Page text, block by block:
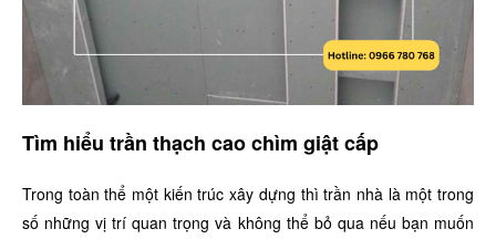
Tìm hiểu trần thạch cao chìm giật cấp
Trong toàn thể một kiến trúc xây dựng thì trần nhà là một trong
số những vị trí quan trọng và không thể bỏ qua nếu bạn muốn